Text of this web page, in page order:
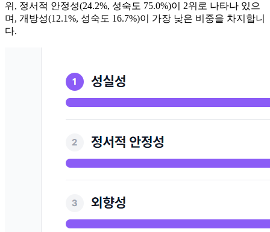
위, 정서적 안정성(24.2%, 성숙도 75.0%)이 2위로 나타나 있으
며, 개방성(12.1%, 성숙도 16.7%)이 가장 낮은 비중을 차지합니
다.